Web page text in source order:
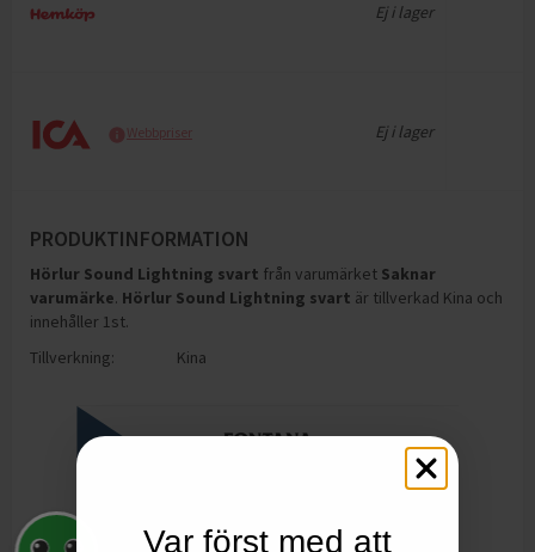
Ej i lager
Webbpriser Ej i lager
PRODUKTINFORMATION
Hörlur Sound Lightning svart från varumärket Saknar
varumärke. Hörlur Sound Lightning svart är tillverkad Kina och
innehåller 1st.
Tillverkning:
Kina
Var först med att